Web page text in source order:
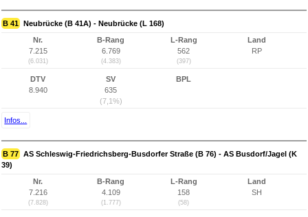
B 41 Neubrücke (B 41A) - Neubrücke (L 168)
Nr.
7.215
(6.031)
B-Rang
6.769
(4.383)
L-Rang
562
(397)
Land
RP
DTV
8.940
SV
635
(7,1%)
BPL
Infos...
B 77 AS Schleswig-Friedrichsberg-Busdorfer Straße (B 76) - AS Busdorf/Jagel (K
39)
Nr.
7.216
(7.828)
B-Rang
4.109
(1.777)
L-Rang
158
(58)
Land
SH